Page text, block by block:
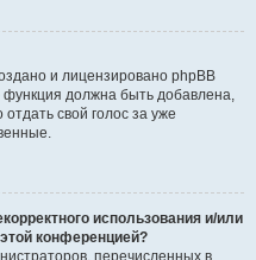
и лицензировано phpBB
функция должна быть добавлена,
отдать свой голос за уже
использования и/или
конференцией?
перечисленных в